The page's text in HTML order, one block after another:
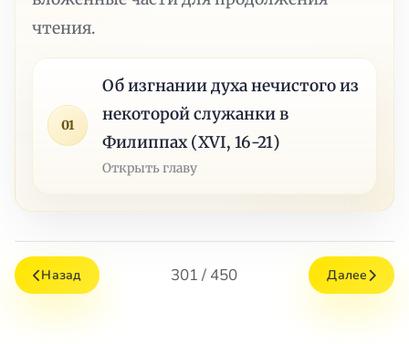
чтения.
01
Об изгнании духа нечистого из
некоторой служанки в
Филиппах (XVI, 16-21)
Открыть главу
Назад 301 / 450 Далее